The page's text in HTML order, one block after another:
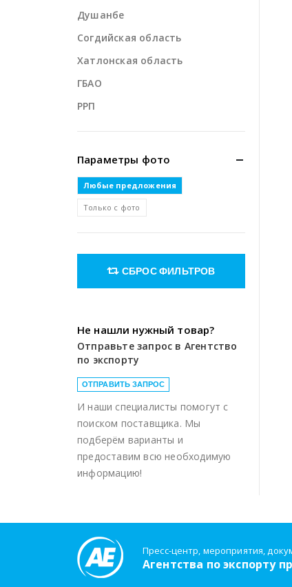
Душанбе
Согдийская область
Хатлонская область
ГБАО
РРП
Параметры фото
Любые предложения
Только с фото
СБРОС ФИЛЬТРОВ
Не нашли нужный товар?
Отправьте запрос в Агентство
по экспорту
ОТПРАВИТЬ ЗАПРОС
И наши специалисты помогут с
поиском поставщика. Мы
подберём варианты и
предоставим всю необходимую
информацию!
Пресс-центр, мероприятия,
Агентства по экспорту